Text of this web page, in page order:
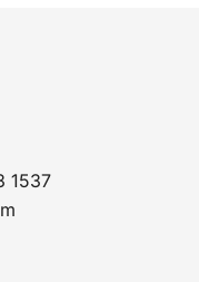
1537